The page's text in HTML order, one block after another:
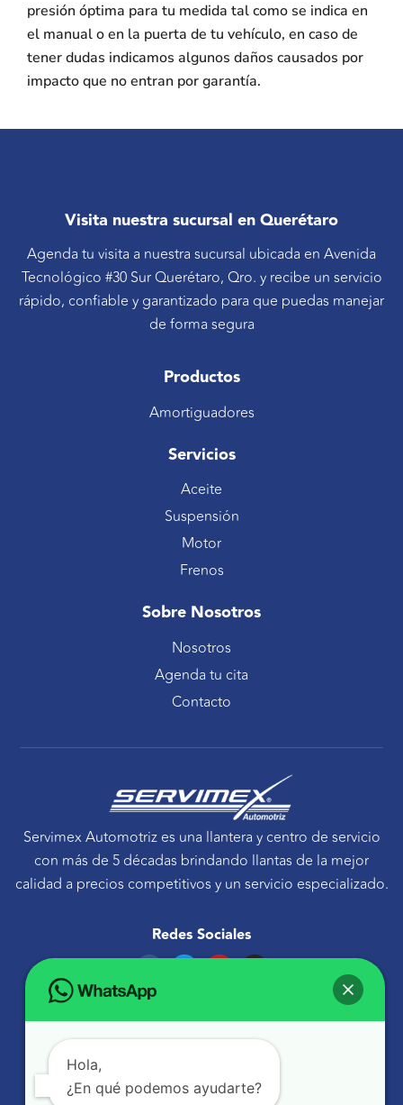
presión óptima para tu medida tal como se indica en
el manual o en la puerta de tu vehículo, en caso de
tener dudas indicamos algunos daños causados por
impacto que no entran por garantía.
Visita nuestra sucursal en Querétaro
Agenda tu visita a nuestra sucursal ubicada en Avenida
Tecnológico #30 Sur Querétaro, Qro. y recibe un servicio
rápido, confiable y garantizado para que puedas manejar
de forma segura
Productos
Amortiguadores
Servicios
Aceite
Suspensión
Motor
Frenos
Sobre Nosotros
Nosotros
Agenda tu cita
Contacto
Servimex Automotriz es una llantera y centro de servicio
con más de 5 décadas brindando llantas de la mejor
calidad a precios competitivos y un servicio especializado.
Redes Sociales
F
c
e
o
o
T
e
r
Y
b
e
I
g
r
Avenida Tecnológico 30 Sur Querétaro, Qro.
atencionaclientes@servimexauto.mx
442 216 1855
Hola,
¿En qué podemos ayudarte?